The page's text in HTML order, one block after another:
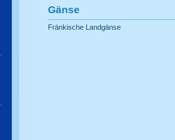
Gänse
Fränkische Landgänse